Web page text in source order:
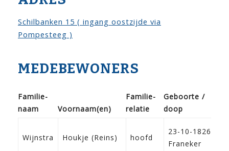
Schilbanken 15 ( ingang oostzijde via
Pompesteeg )
MEDEBEWONERS
Familie­
naam
Voor­naam(en)
Familie­
relatie
Geboorte /
doop
Wijnstra Houkje (Reins) hoofd
23-10-1826
Franeker